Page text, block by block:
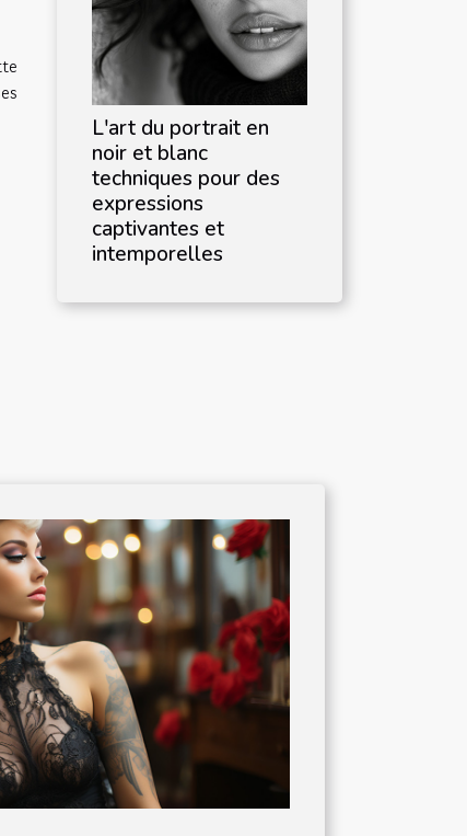
L'art du portrait en
noir et blanc
techniques pour des
expressions
captivantes et
intemporelles